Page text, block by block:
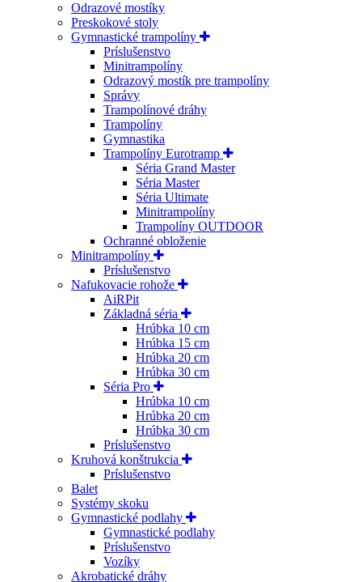
Odrazové mostíky
Preskokové stoly
Gymnastické trampolíny
Príslušenstvo
Minitrampolíny
Odrazový mostík pre trampolíny
Správy
Trampolínové dráhy
Trampolíny
Gymnastika
Trampolíny Eurotramp
Séria Grand Master
Séria Master
Séria Ultimate
Minitrampolíny
Trampolíny OUTDOOR
Ochranné obloženie
Minitrampolíny
Príslušenstvo
Nafukovacie rohože
AiRPit
Základná séria
Hrúbka 10 cm
Hrúbka 15 cm
Hrúbka 20 cm
Hrúbka 30 cm
Séria Pro
Hrúbka 10 cm
Hrúbka 20 cm
Hrúbka 30 cm
Príslušenstvo
Kruhová konštrukcia
Príslušenstvo
Balet
Systémy skoku
Gymnastické podlahy
Gymnastické podlahy
Príslušenstvo
Vozíky
Akrobatické dráhy